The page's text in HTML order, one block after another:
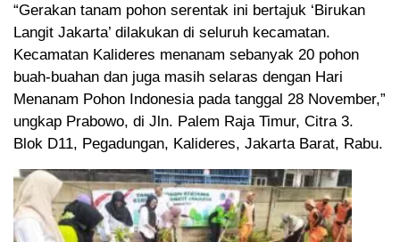
“Gerakan tanam pohon serentak ini bertajuk ‘Birukan
Langit Jakarta’ dilakukan di seluruh kecamatan.
Kecamatan Kalideres menanam sebanyak 20 pohon
buah-buahan dan juga masih selaras dengan Hari
Menanam Pohon Indonesia pada tanggal 28 November,”
ungkap Prabowo, di Jln. Palem Raja Timur, Citra 3.
Blok D11, Pegadungan, Kalideres, Jakarta Barat, Rabu.